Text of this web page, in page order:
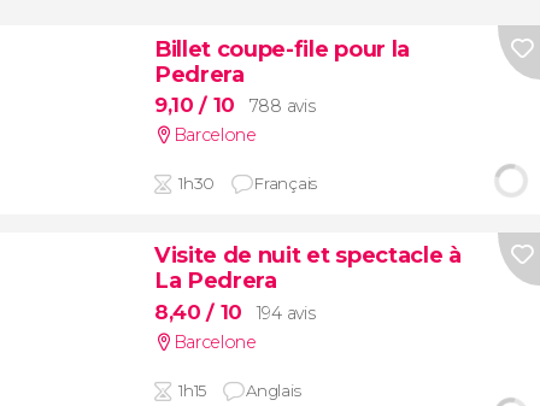
Billet coupe-file pour la
Pedrera
9,10/ 10
788 avis
Barcelone
1h30 Français
Visite de nuit et spectacle à
La Pedrera
8,40/ 10
194 avis
Barcelone
1h15 Anglais